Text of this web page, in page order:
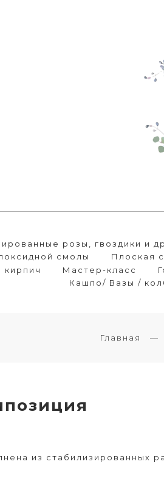
розы, гвоздики и
смолы Плоская
кирпич
Мастер-класс
Кашпо/ Вазы /
Главная
из стабилизированных